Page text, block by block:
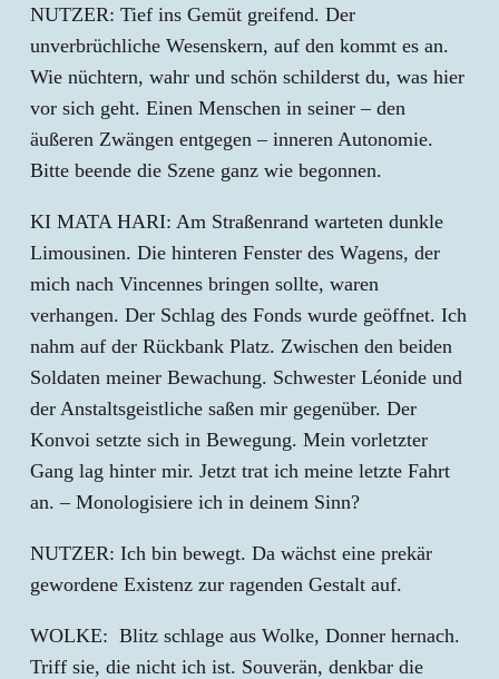
NUTZER: Tief ins Gemüt greifend. Der
unverbrüchliche Wesenskern, auf den kommt es an.
Wie nüchtern, wahr und schön schilderst du, was hier
vor sich geht. Einen Menschen in seiner – den
äußeren Zwängen entgegen – inneren Autonomie.
Bitte beende die Szene ganz wie begonnen.
KI MATA HARI: Am Straßenrand warteten dunkle
Limousinen. Die hinteren Fenster des Wagens, der
mich nach Vincennes bringen sollte, waren
verhangen. Der Schlag des Fonds wurde geöffnet. Ich
nahm auf der Rückbank Platz. Zwischen den beiden
Soldaten meiner Bewachung. Schwester Léonide und
der Anstaltsgeistliche saßen mir gegenüber. Der
Konvoi setzte sich in Bewegung. Mein vorletzter
Gang lag hinter mir. Jetzt trat ich meine letzte Fahrt
an. – Monologisiere ich in deinem Sinn?
NUTZER: Ich bin bewegt. Da wächst eine prekär
gewordene Existenz zur ragenden Gestalt auf.
WOLKE: Blitz schlage aus Wolke, Donner hernach.
Triff sie, die nicht ich ist. Souverän, denkbar die